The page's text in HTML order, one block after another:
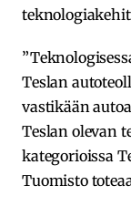
Teslan
vastikään
Teslan olevan
kategorioissa
Tuomisto